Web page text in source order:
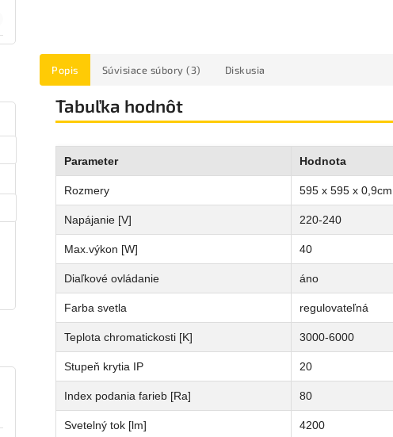
Popis Súvisiace súbory (3) Diskusia
Tabuľka hodnôt
Parameter Hodnota
Rozmery 595 x 595 x 0,9cm
Napájanie [V] 220-240
Max.výkon [W] 40
Diaľkové ovládanie áno
Farba svetla regulovateľná
Teplota chromatickosti [K] 3000-6000
Stupeň krytia IP 20
Index podania farieb [Ra] 80
Svetelný tok [lm] 4200